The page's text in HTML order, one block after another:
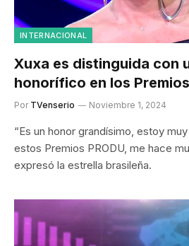
INTERNACIONAL
Xuxa es distinguida con
honorífico en los
Por TVenserio Noviembre 1, 2024
“Es un honor grandísimo, estoy
estos Premios PRODU, me hace
expresó la estrella brasileña.